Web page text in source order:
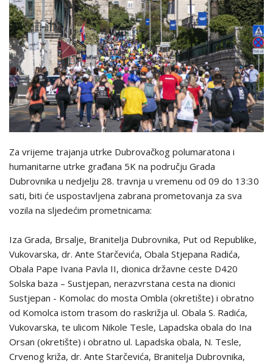
Za vrijeme trajanja utrke Dubrovačkog polumaratona i
humanitarne utrke građana 5K na području Grada
Dubrovnika u nedjelju 28. travnja u vremenu od 09 do 13:30
sati, biti će uspostavljena zabrana prometovanja za sva
vozila na sljedećim prometnicama:
Iza Grada, Brsalje, Branitelja Dubrovnika, Put od Republike,
Vukovarska, dr. Ante Starčevića, Obala Stjepana Radića,
Obala Pape Ivana Pavla II, dionica državne ceste D420
Solska baza – Sustjepan, nerazvrstana cesta na dionici
Sustjepan - Komolac do mosta Ombla (okretište) i obratno
od Komolca istom trasom do raskrižja ul. Obala S. Radića,
Vukovarska, te ulicom Nikole Tesle, Lapadska obala do Ina
Orsan (okretište) i obratno ul. Lapadska obala, N. Tesle,
Crvenog križa, dr. Ante Starčevića, Branitelja Dubrovnika,